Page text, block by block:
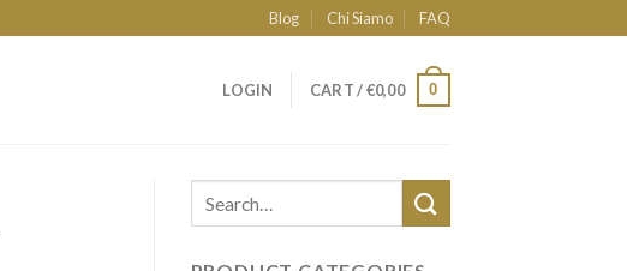
Blog Chi Siamo FAQ
LOGIN CART /€0,00 0